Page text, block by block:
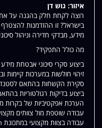
איזור: גוש דן
רוצה לקחת חלק בהגנה על אחד
בישראל? זו ההזדמנות
מידע, מבדקי חדירה וניהול
מה כולל התפקיד?
ביצוע סקרי סיכוני אבטחת
זיהוי חולשות במערכות
סקירת הקשחות בהתאם
ביצוע בדיקות רגולטוריות
הערכת אפקטיביות של בקרות
עבודה שוטפת מול צוותים
עבודה בצוות מקצועי במתכונת Purple Team.